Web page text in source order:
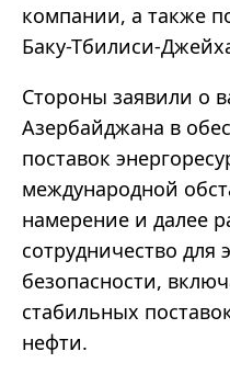
компании, а также
Баку-Тбилиси-
Стороны заявили о
Азербайджана в
поставок
международной
намерение и далее
сотрудничество для
безопасности,
стабильных
нефти.